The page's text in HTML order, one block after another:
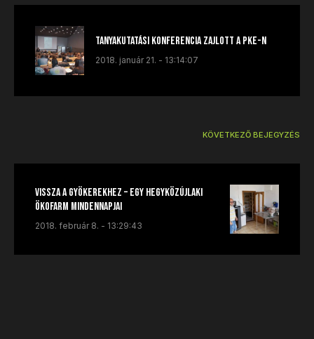
Tanyakutatási konferencia zajlott a PKE-n
2018. január 21. - 13:14:07
KÖVETKEZŐ BEJEGYZÉS
Vissza a gyökerekhez – Egy hegyközújlaki
ökofarm mindennapjai
2018. február 8. - 13:29:43